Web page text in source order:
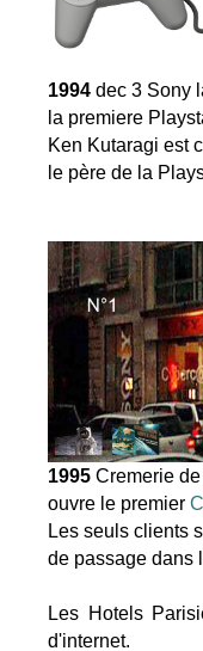
1994 dec 3 Sony
la premiere
Ken Kutaragi est
le père de la
1995 Cremerie
ouvre le premier
Les seuls clients
de passage dans
Les Hotels
d'internet.